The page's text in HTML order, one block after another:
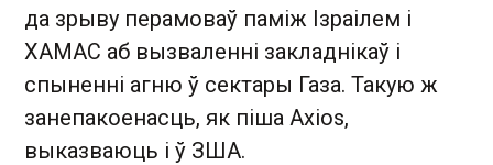
да зрыву перамоваў паміж Ізраілем і
ХАМАС аб вызваленні закладнікаў і
спыненні агню ў сектары Газа. Такую ж
занепакоенасць, як піша Axios,
выказваюць і ў ЗША.